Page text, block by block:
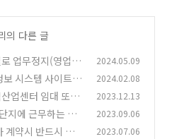
의 다른 글
업무정지(영업정
2024.05.09
조사와 빈집정보 시스템 사이트
(1
2024.02.08
업센터 임대 또는
토
(0)
2023.12.13
지에 근무하는 근
(0)
2023.09.06
약시 반드시 체크
2023.07.06